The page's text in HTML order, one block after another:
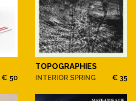
€ 50
TOPOGRAPHIES
INTERIOR SPRING € 35